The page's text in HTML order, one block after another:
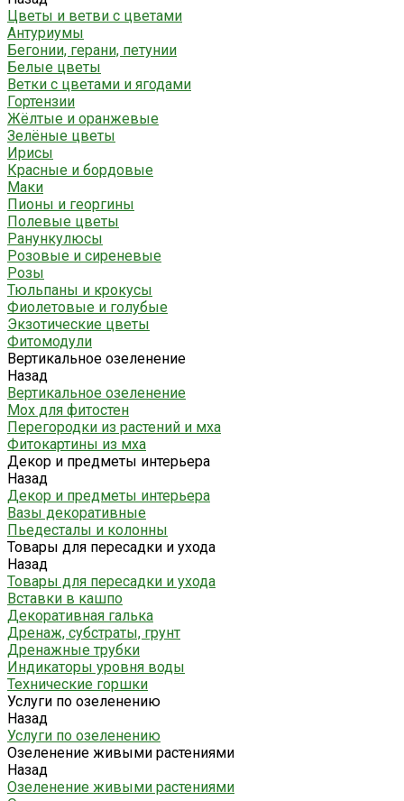
Цветы и ветви с цветами
Антуриумы
Бегонии, герани, петунии
Белые цветы
Ветки с цветами и ягодами
Гортензии
Жёлтые и оранжевые
Зелёные цветы
Ирисы
Красные и бордовые
Маки
Пионы и георгины
Полевые цветы
Ранункулюсы
Розовые и сиреневые
Розы
Тюльпаны и крокусы
Фиолетовые и голубые
Экзотические цветы
Фитомодули
Вертикальное озеленение
Назад
Вертикальное озеленение
Мох для фитостен
Перегородки из растений и мха
Фитокартины из мха
Декор и предметы интерьера
Назад
Декор и предметы интерьера
Вазы декоративные
Пьедесталы и колонны
Товары для пересадки и ухода
Назад
Товары для пересадки и ухода
Вставки в кашпо
Декоративная галька
Дренаж, субстраты, грунт
Дренажные трубки
Индикаторы уровня воды
Технические горшки
Услуги по озеленению
Назад
Услуги по озеленению
Озеленение живыми растениями
Назад
Озеленение живыми растениями